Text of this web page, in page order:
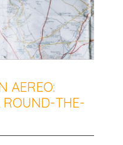
AEREO:
ROUND-THE-